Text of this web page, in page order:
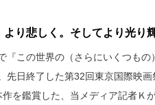
より悲しく。そしてより光
『この世界の（さらにいくつも
先日終了した第32回東京国際映
作を鑑賞した、当メディア記者Ｋ